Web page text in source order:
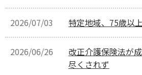
2026/07/03 特定地域、75歳以
2026/06/26
改正介護保険法が
尽くされず